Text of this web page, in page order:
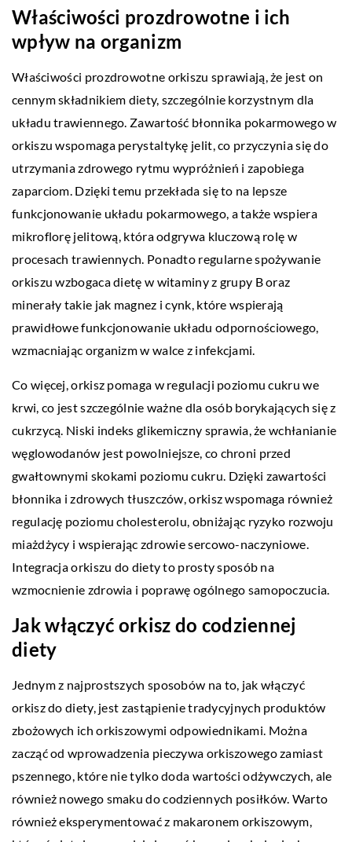
Właściwości prozdrowotne i ich
wpływ na organizm
Właściwości prozdrowotne orkiszu sprawiają, że jest on
cennym składnikiem diety, szczególnie korzystnym dla
układu trawiennego. Zawartość błonnika pokarmowego w
orkiszu wspomaga perystaltykę jelit, co przyczynia się do
utrzymania zdrowego rytmu wypróżnień i zapobiega
zaparciom. Dzięki temu przekłada się to na lepsze
funkcjonowanie układu pokarmowego, a także wspiera
mikroflorę jelitową, która odgrywa kluczową rolę w
procesach trawiennych. Ponadto regularne spożywanie
orkiszu wzbogaca dietę w witaminy z grupy B oraz
minerały takie jak magnez i cynk, które wspierają
prawidłowe funkcjonowanie układu odpornościowego,
wzmacniając organizm w walce z infekcjami.
Co więcej, orkisz pomaga w regulacji poziomu cukru we
krwi, co jest szczególnie ważne dla osób borykających się z
cukrzycą. Niski indeks glikemiczny sprawia, że wchłanianie
węglowodanów jest powolniejsze, co chroni przed
gwałtownymi skokami poziomu cukru. Dzięki zawartości
błonnika i zdrowych tłuszczów, orkisz wspomaga również
regulację poziomu cholesterolu, obniżając ryzyko rozwoju
miażdżycy i wspierając zdrowie sercowo-naczyniowe.
Integracja orkiszu do diety to prosty sposób na
wzmocnienie zdrowia i poprawę ogólnego samopoczucia.
Jak włączyć orkisz do codziennej
diety
Jednym z najprostszych sposobów na to, jak włączyć
orkisz do diety, jest zastąpienie tradycyjnych produktów
zbożowych ich orkiszowymi odpowiednikami. Można
zacząć od wprowadzenia pieczywa orkiszowego zamiast
pszennego, które nie tylko doda wartości odżywczych, ale
również nowego smaku do codziennych posiłków. Warto
również eksperymentować z makaronem orkiszowym,